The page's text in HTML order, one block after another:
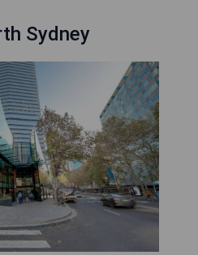
Sydney